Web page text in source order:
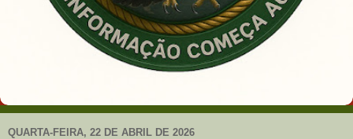
QUARTA-FEIRA, 22 DE ABRIL DE 2026